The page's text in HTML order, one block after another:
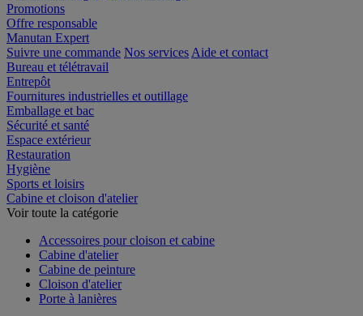
Promotions
Offre responsable
Manutan Expert
Suivre une commande Nos services Aide et contact
Bureau et télétravail
Entrepôt
Fournitures industrielles et outillage
Emballage et bac
Sécurité et santé
Espace extérieur
Restauration
Hygiène
Sports et loisirs
Cabine et cloison d'atelier
Voir toute la catégorie
Accessoires pour cloison et cabine
Cabine d'atelier
Cabine de peinture
Cloison d'atelier
Porte à lanières